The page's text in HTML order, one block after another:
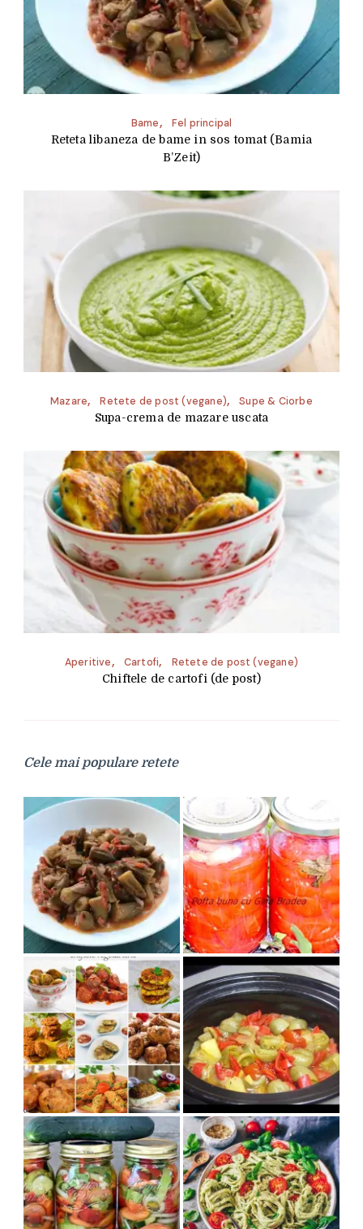
Bame
Fel principal
Reteta libaneza de bame in sos tomat (Bamia
B’Zeit)
Mazare Retete de post (vegane)
Supe & Ciorbe
Supa-crema de mazare uscata
Aperitive Cartofi
Retete de post (vegane)
Chiftele de cartofi (de post)
Cele mai populare retete